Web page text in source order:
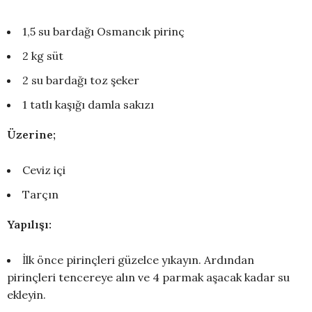
1,5 su bardağı Osmancık pirinç
2 kg süt
2 su bardağı toz şeker
1 tatlı kaşığı damla sakızı
Üzerine;
Ceviz içi
Tarçın
Yapılışı:
İlk önce pirinçleri güzelce yıkayın. Ardından
pirinçleri tencereye alın ve 4 parmak aşacak kadar su
ekleyin.